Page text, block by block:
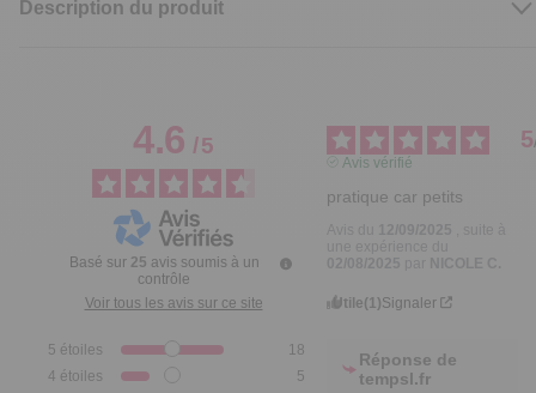
Description du produit
4.6/5
Basé sur 25 avis soumis à un
contrôle
Voir tous les avis sur ce site
5 étoiles
18
4 étoiles
5
5
Avis vérifié
pratique car petits
12/09/2025
Utile(1)Signaler
Réponse de
tempsl.fr